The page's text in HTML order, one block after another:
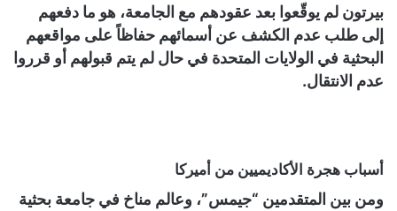
بيرتون لم يوقّعوا بعد عقودهم مع الجامعة، هو ما دفعهم
إلى طلب عدم الكشف عن أسمائهم حفاظاً على مواقعهم
البحثية في الولايات المتحدة في حال لم يتم قبولهم أو قرروا
عدم الانتقال.
أسباب هجرة الأكاديميين من أميركا
ومن بين المتقدمين “جيمس”، وعالم مناخ في جامعة بحثية